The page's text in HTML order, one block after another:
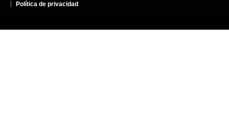
Política de privacidad